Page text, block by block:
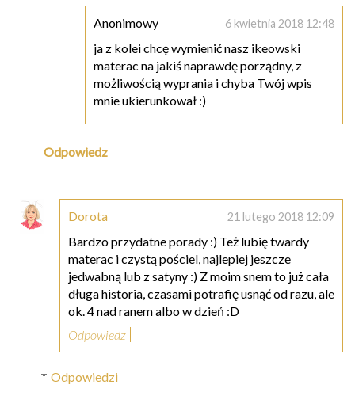
Anonimowy 6 kwietnia 2018 12:48
ja z kolei chcę wymienić nasz ikeowski
materac na jakiś naprawdę porządny, z
możliwością wyprania i chyba Twój wpis
mnie ukierunkował :)
Odpowiedz
Dorota 21 lutego 2018 12:09
Bardzo przydatne porady :) Też lubię twardy
materac i czystą pościel, najlepiej jeszcze
jedwabną lub z satyny :) Z moim snem to już cała
długa historia, czasami potrafię usnąć od razu, ale
ok. 4 nad ranem albo w dzień :D
Odpowiedz
Odpowiedzi